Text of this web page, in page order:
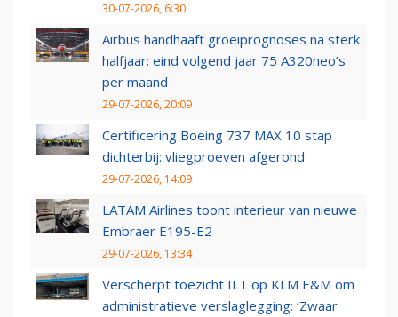
30-07-2026, 6:30
Airbus handhaaft groeiprognoses na sterk
halfjaar: eind volgend jaar 75 A320neo’s
per maand
29-07-2026, 20:09
Certificering Boeing 737 MAX 10 stap
dichterbij: vliegproeven afgerond
29-07-2026, 14:09
LATAM Airlines toont interieur van nieuwe
Embraer E195-E2
29-07-2026, 13:34
Verscherpt toezicht ILT op KLM E&M om
administratieve verslaglegging: ‘Zwaar